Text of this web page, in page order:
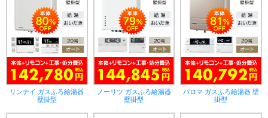
リンナイ ガスふろ給湯器
壁掛型
ノーリツ ガスふろ給湯器
壁掛型
パロマ ガスふろ給湯器 壁
掛型